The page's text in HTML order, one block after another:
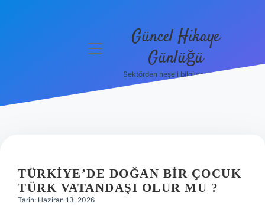
Hakkımızda
menüyü
Güncel Hikaye
Günlüğü
Sektörden neşeli bilgilerle tanış!
TÜRKIYE’DE DOĞAN BIR ÇOCUK
TÜRK VATANDAŞI OLUR MU ?
Tarih: Haziran 13, 2026